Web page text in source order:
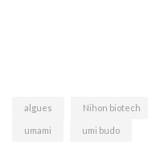
algues Nihon biotech
umami umi budo